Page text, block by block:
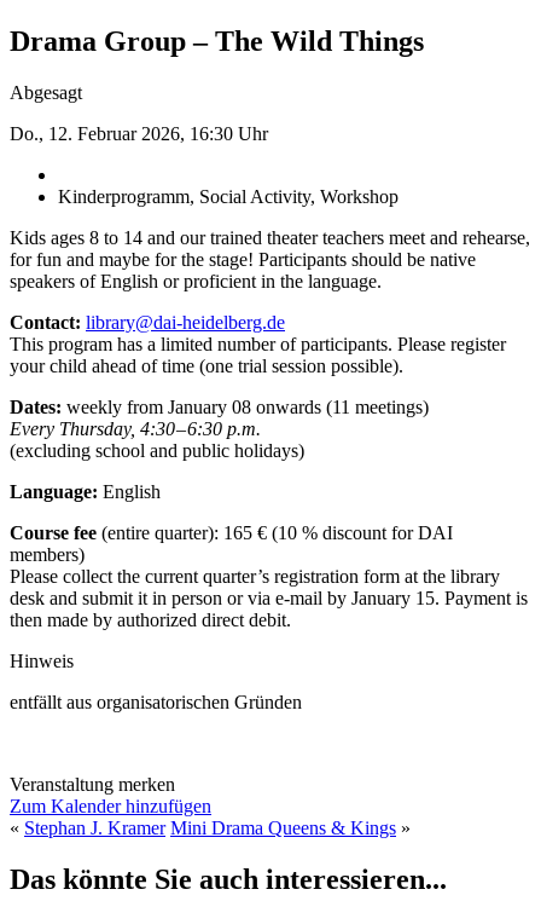
Drama Group – The Wild Things
Abgesagt
Do., 12. Februar 2026, 16:30 Uhr
Kinderprogramm, Social Activity, Workshop
Kids ages 8 to 14 and our trained theater teachers meet and rehearse,
for fun and maybe for the stage! Participants should be native
speakers of English or proficient in the language.
Contact: library@dai-heidelberg.de
This program has a limited number of participants. Please register
your child ahead of time (one trial session ­possible).
Dates: weekly from January 08 onwards (11 meetings)
Every Thursday, 4:30 – 6:30 p.m.
(excluding school and public holidays)
Language: English
Course fee (entire quarter): 165 € (10 % discount for DAI
members)
Please collect the current quarter’s registration form at the library
desk and submit it in person or via e-mail by January 15. Payment is
then made by authorized direct debit.
Hinweis
entfällt aus organisatorischen Gründen
Veranstaltung merken
Zum Kalender hinzufügen
« Stephan J. Kramer Mini Drama Queens & Kings »
Das könnte Sie auch interessieren...